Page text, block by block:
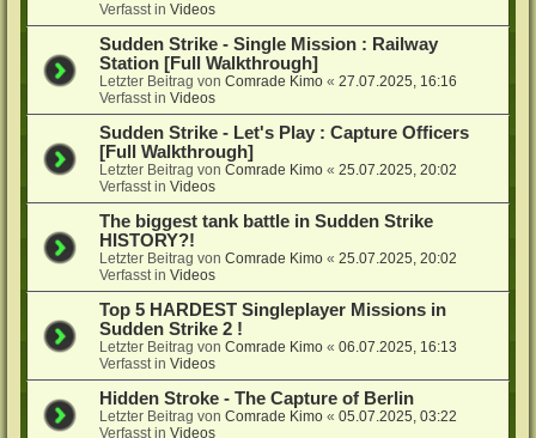
Verfasst inVideos
Sudden Strike - Single Mission : Railway
Station [Full Walkthrough]
Letzter Beitrag vonComrade Kimo «27.07.2025, 16:16
Verfasst inVideos
Sudden Strike - Let's Play : Capture Officers
[Full Walkthrough]
Letzter Beitrag vonComrade Kimo «25.07.2025, 20:02
Verfasst inVideos
The biggest tank battle in Sudden Strike
HISTORY?!
Letzter Beitrag vonComrade Kimo «25.07.2025, 20:02
Verfasst inVideos
Top 5 HARDEST Singleplayer Missions in
Sudden Strike 2 !
Letzter Beitrag vonComrade Kimo «06.07.2025, 16:13
Verfasst inVideos
Hidden Stroke - The Capture of Berlin
Letzter Beitrag vonComrade Kimo «05.07.2025, 03:22
Verfasst inVideos